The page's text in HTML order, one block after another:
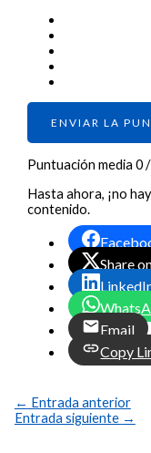
ENVIAR LA
Puntuación media0
Hasta ahora, ¡no
contenido.
Share
Email
Copy
← Entrada anterior
Entrada siguiente →